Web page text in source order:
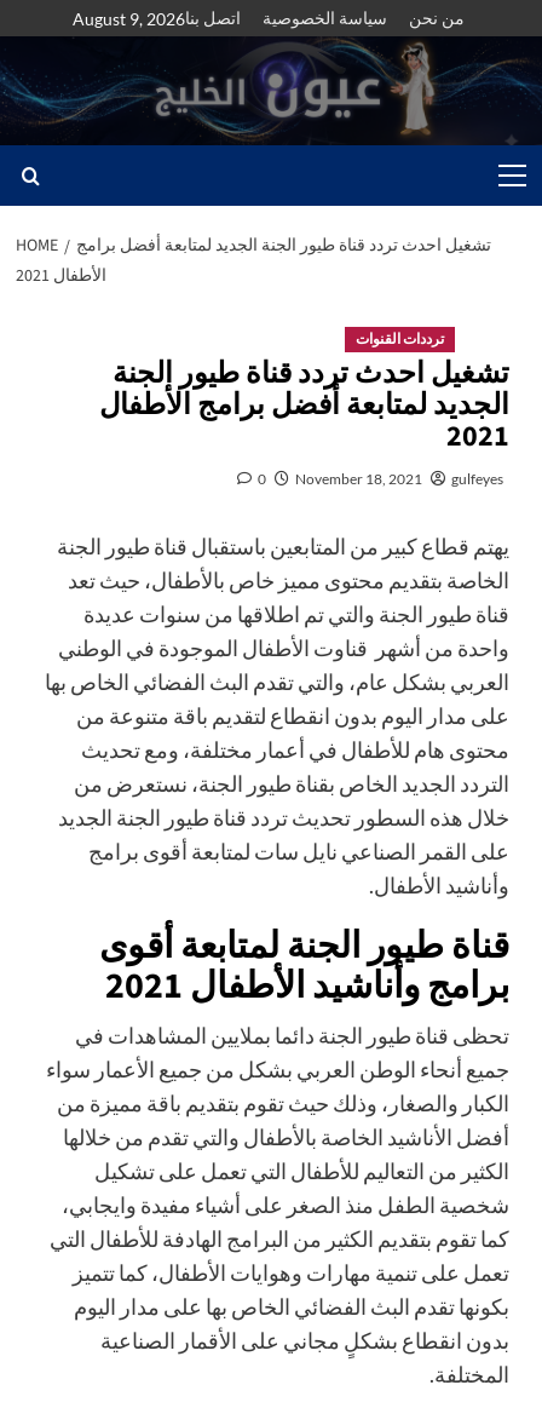
to
content
August 9, 2026اتصل بنا سياسة الخصوصية من نحن
Menu
HOME
تشغيل احدث تردد قناة طيور الجنة الجديد لمتابعة أفضل برامج
الأطفال 2021
ترددات القنوات
تشغيل احدث تردد قناة طيور الجنة
الجديد لمتابعة أفضل برامج الأطفال
2021
gulfeyes
November 18, 2021
0
يهتم قطاع كبير من المتابعين باستقبال قناة طيور الجنة
الخاصة بتقديم محتوى مميز خاص بالأطفال، حيث تعد
قناة طيور الجنة والتي تم اطلاقها من سنوات عديدة
واحدة من أشهر قناوت الأطفال الموجودة في الوطني
العربي بشكل عام، والتي تقدم البث الفضائي الخاص بها
على مدار اليوم بدون انقطاع لتقديم باقة متنوعة من
محتوى هام للأطفال في أعمار مختلفة، ومع تحديث
التردد الجديد الخاص بقناة طيور الجنة، نستعرض من
خلال هذه السطور تحديث تردد قناة طيور الجنة الجديد
على القمر الصناعي نايل سات لمتابعة أقوى برامج
وأناشيد الأطفال.
قناة طيور الجنة لمتابعة أقوى
برامج وأناشيد الأطفال 2021
تحظى قناة طيور الجنة دائما بملايين المشاهدات في
جميع أنحاء الوطن العربي بشكل من جميع الأعمار سواء
الكبار والصغار، وذلك حيث تقوم بتقديم باقة مميزة من
أفضل الأناشيد الخاصة بالأطفال والتي تقدم من خلالها
الكثير من التعاليم للأطفال التي تعمل على تشكيل
شخصية الطفل منذ الصغر على أشياء مفيدة وايجابي،
كما تقوم بتقديم الكثير من البرامج الهادفة للأطفال التي
تعمل على تنمية مهارات وهوايات الأطفال، كما تتميز
بكونها تقدم البث الفضائي الخاص بها على مدار اليوم
بدون انقطاع بشكلٍ مجاني على الأقمار الصناعية
المختلفة.